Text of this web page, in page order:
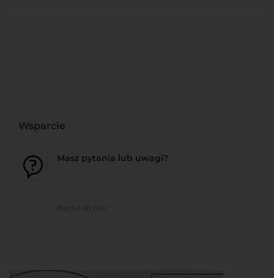
Wsparcie
Masz pytania lub uwagi?